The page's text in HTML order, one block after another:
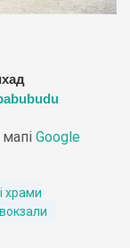
Google
храми